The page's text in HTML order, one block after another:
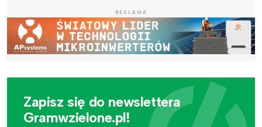
REKLAMA
Zapisz się do newslettera
Gramwzielone.pl!